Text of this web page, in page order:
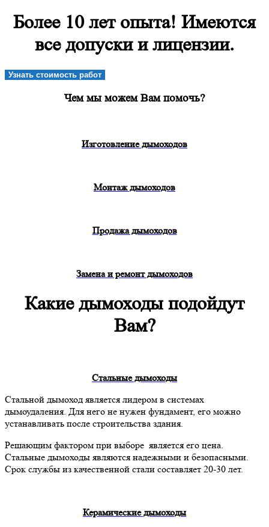
Более 10 лет опыта! Имеются
все допуски и лицензии.
Узнать стоимость работ
Чем мы можем Вам помочь?
Изготовление дымоходов
Монтаж дымоходов
Продажа дымоходов
Замена и ремонт дымоходов
Какие дымоходы подойдут
Вам?
Стальные дымоходы
Стальной дымоход является лидером в системах
дымоудаления. Для него не нужен фундамент, его можно
устанавливать после строительства здания.
Решающим фактором при выборе является его цена.
Стальные дымоходы являются надежными и безопасными.
Срок службы из качественной стали составляет 20-30 лет.
Керамические дымоходы